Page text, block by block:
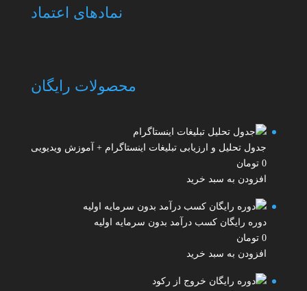
نمادهای اعتماد
محصولات رایگان
جدول تحلیل و ارزیابی تبلیغات اینستاگرام + آموزش ویدیویی
0 تومان
افزودن به سبد خرید
دوره رایگان کسب درآمد بدون سرمایه اولیه
0 تومان
افزودن به سبد خرید